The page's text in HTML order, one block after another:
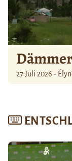
27 Juli 2026 -